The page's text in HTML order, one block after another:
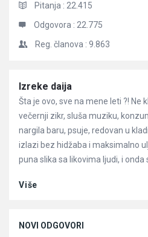
Pitanja : 22.415
Odgovora : 22.775
Reg. članova : 9.863
Članci
Izreke daija
Šta je ovo, sve na mene leti ?! Ne
večernji zikr, sluša muziku,
nargila baru, psuje, redovan u
izlazi bez hidžaba i maksimalno
puna slika sa likovima ljudi, i onda
Više
NOVI ODGOVORI